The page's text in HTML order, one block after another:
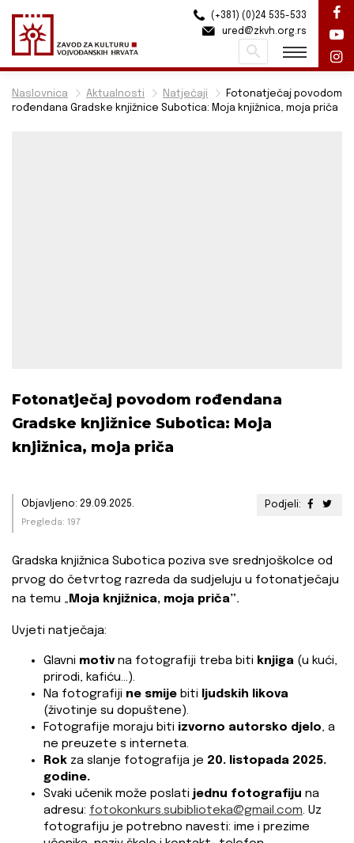
Naslovnica Aktualnosti Natječaji
Fotonatječaj povodom
rođendana Gradske knjižnice Subotica: Moja knjižnica, moja priča
Fotonatječaj povodom rođendana
Gradske knjižnice Subotica: Moja
knjižnica, moja priča
Podjeli:
Objavljeno: 29.09.2025.
Pregleda: 197
Gradska knjižnica Subotica poziva sve srednjoškolce od
prvog do četvrtog razreda da sudjeluju u fotonatječaju
na temu „Moja knjižnica, moja priča”.
Uvjeti natječaja:
Glavni motiv na fotografiji treba biti knjiga (u kući,
prirodi, kafiću...).
Na fotografiji ne smije biti ljudskih likova
(životinje su dopuštene).
Fotografije moraju biti izvorno autorsko djelo, a
ne preuzete s interneta.
Rok za slanje fotografija je 20. listopada 2025.
godine.
Svaki učenik može poslati jednu fotografiju na
adresu: fotokonkurs.subiblioteka@gmail.com. Uz
fotografiju je potrebno navesti: ime i prezime
(+381) (0)24 535-533
ured@zkvh.org.rs
Pretraži